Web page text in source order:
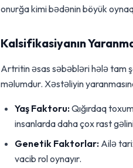
onurğa kimi bədənin böyük
Kalsifikasiyanın
Artritin əsas səbəbləri hələ tam
məlumdur. Xəstəliyin
Yaş Faktoru:Qığırdaq
insanlarda daha çox rast
Genetik Faktorlar: Ailə
vacib rol oynayır.